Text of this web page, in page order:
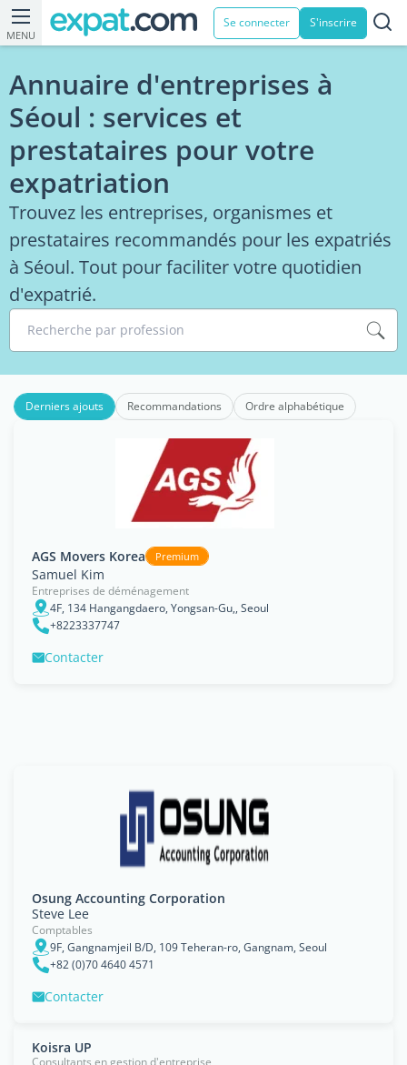
MENU
Se connecter S'inscrire
Annuaire d'entreprises à
Séoul : services et
prestataires pour votre
expatriation
Trouvez les entreprises, organismes et
prestataires recommandés pour les expatriés
à Séoul. Tout pour faciliter votre quotidien
d'expatrié.
Recherche par profession
Derniers ajouts Recommandations Ordre alphabétique
AGS Movers Korea Premium
Samuel Kim
Entreprises de déménagement
4F, 134 Hangangdaero, Yongsan-Gu,, Seoul
+8223337747
Contacter
Osung Accounting Corporation
Steve Lee
Comptables
9F, Gangnamjeil B/D, 109 Teheran-ro, Gangnam, Seoul
+82 (0)70 4640 4571
Contacter
Koisra UP
Consultants en gestion d'entreprise